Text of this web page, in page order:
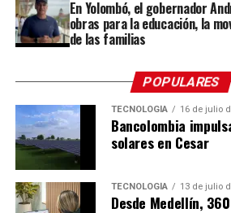
infraestructura educativa e
Asimismo, recuerda que el Consejo
recientemente la adjudicación de
$70.000 millones para la malla vial
por irregularidades en la licitación,
la obligación para una exfuncionaria
de la multa impuesta.
Finalmente, De Bedout hace un
control para que estos procesos no
En Yolombó, el gobernador
obras para la educación, la
de las familias
POPULARES
TECNOLOGÍA 16 de julio
Bancolombia
solares en Cesar
TECNOLOGÍA 13 de julio
Desde Medellín,